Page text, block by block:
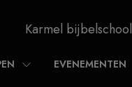
Karmel bijbelschool
EVENEMENTEN